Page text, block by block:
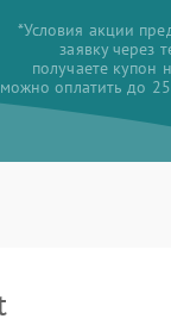
*Условия акции
заявку через
получаете купон
можно оплатить до